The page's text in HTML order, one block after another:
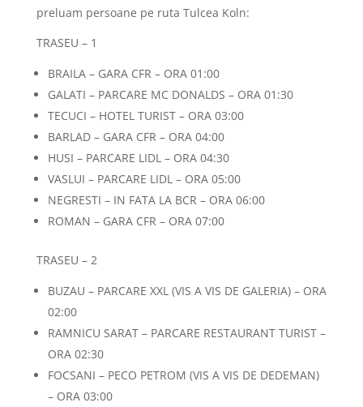
preluam persoane pe ruta Tulcea Koln:
TRASEU – 1
BRAILA – GARA CFR – ORA 01:00
GALATI – PARCARE MC DONALDS – ORA 01:30
TECUCI – HOTEL TURIST – ORA 03:00
BARLAD – GARA CFR – ORA 04:00
HUSI – PARCARE LIDL – ORA 04:30
VASLUI – PARCARE LIDL – ORA 05:00
NEGRESTI – IN FATA LA BCR – ORA 06:00
ROMAN – GARA CFR – ORA 07:00
TRASEU – 2
BUZAU – PARCARE XXL (VIS A VIS DE GALERIA) – ORA
02:00
RAMNICU SARAT – PARCARE RESTAURANT TURIST –
ORA 02:30
FOCSANI – PECO PETROM (VIS A VIS DE DEDEMAN)
– ORA 03:00